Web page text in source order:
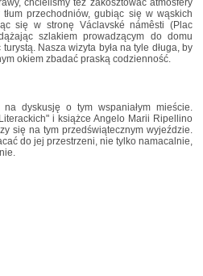
chcieliśmy też zakosztować atmosfery
przechodniów, gubiąc się w wąskich
się w stronę Václavské námêsti (Plac
szlakiem prowadzącym do domu
Nasza wizyta była na tyle długa, by
okiem zbadać praską codzienność.
dyskusję o tym wspaniałym mieście.
i książce Angelo Marii Ripellino
się na tym przedświątecznym wyjeździe.
do jej przestrzeni, nie tylko namacalnie,